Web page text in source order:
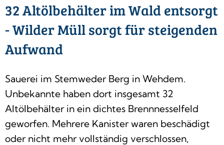
32 Altölbehälter im Wald entsorgt
- Wilder Müll sorgt für steigenden
Aufwand
Sauerei im Stemweder Berg in Wehdem.
Unbekannte haben dort insgesamt 32
Altölbehälter in ein dichtes Brennnesselfeld
geworfen. Mehrere Kanister waren beschädigt
oder nicht mehr vollständig verschlossen,